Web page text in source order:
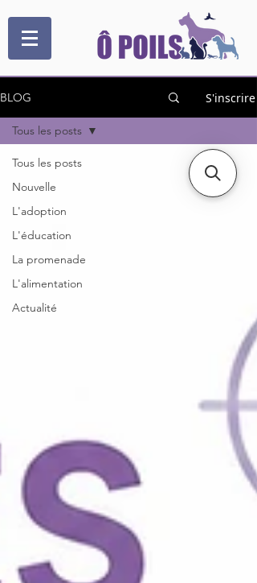
BLOG S'inscrire
Tous les posts
Nouvelle
L'adoption
L'éducation
La promenade
L'alimentation
Actualité
Tous les posts